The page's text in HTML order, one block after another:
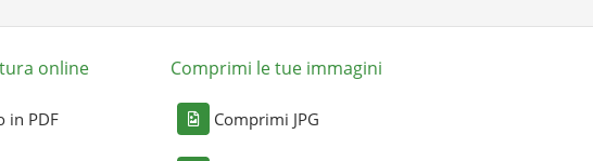
online
in PDF
Comprimi le tue immagini
Comprimi JPG